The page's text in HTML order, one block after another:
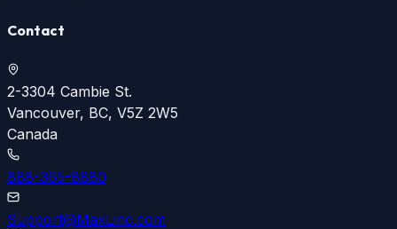
Contact
2-3304 Cambie St.
Vancouver, BC, V5Z 2W5
Canada
888-365-8880
Support@MaxLinc.com